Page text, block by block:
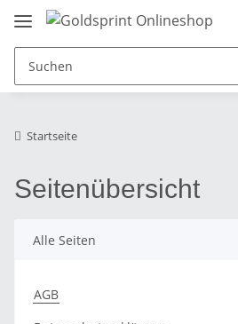
Startseite
Seitenübersicht
Alle Seiten
AGB